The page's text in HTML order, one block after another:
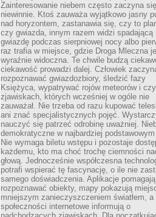
Zainteresowanie niebem często zaczyna
niewinnie. Ktoś zauważa wyjątkowo jasny
nad horyzontem, zastanawia się, czy to
czy gwiazda, innym razem widzi spadającą
gwiazdę podczas sierpniowej nocy albo
raz trafia w miejsce, gdzie Droga Mleczna
wyraźnie widoczna. Te chwile budzą
ciekawość prowadzi dalej. Człowiek
rozpoznawać gwiazdozbiory, śledzić fazy
Księżyca, wypatrywać rojów meteorów i
zjawiskach, których wcześniej w ogóle nie
zauważał. Nie trzeba od razu kupować
ani znać specjalistycznych pojęć.
nauczyć się patrzeć odrobinę uważniej.
demokratyczne w najbardziej
Nie wymaga biletu wstępu i pozostaje
każdemu, kto ma choć trochę ciemności
głową. Jednocześnie współczesna
potrafi wspierać tę fascynację, o ile nie
samego doświadczenia. Aplikacje pomagają
rozpoznawać obiekty, mapy pokazują
mniejszym zanieczyszczeniem światłem, a
społeczności internetowe informują o